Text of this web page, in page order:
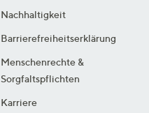
Nachhaltigkeit
Barrierefreiheitserklärung
Menschenrechte &
Sorgfaltspflichten
Karriere